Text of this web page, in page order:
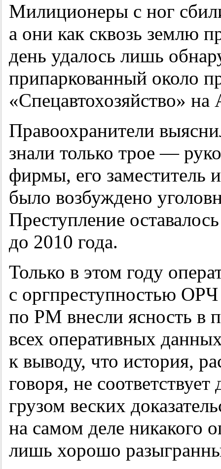
Милиционеры с ног
а они как сквозь землю
день удалось лишь
припаркованный около
«Спецавтохозяйство»
Правоохранители
знали только трое —
фирмы, его заместитель
было возбуждено
Преступление
до 2010 года.
Только в этом году
с оргпреступностью
по РМ внесли ясность в
всех оперативных
к выводу, что история,
говоря, не
грузом веских
на самом деле никакого
лишь хорошо